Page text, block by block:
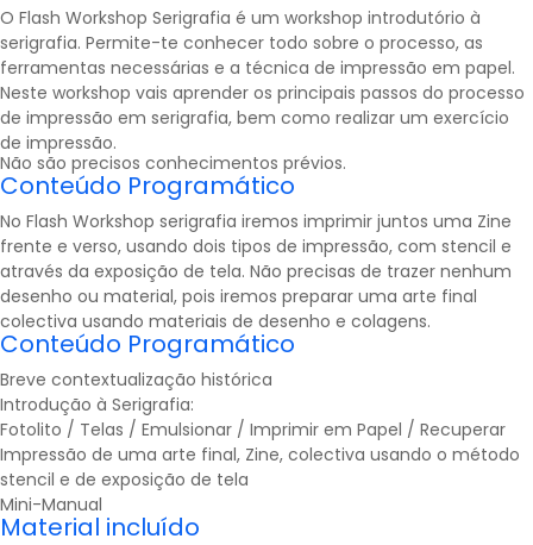
O Flash Workshop Serigrafia é um workshop introdutório à
serigrafia. Permite-te conhecer todo sobre o processo, as
ferramentas necessárias e a técnica de impressão em papel.
Neste workshop vais aprender os principais passos do processo
de impressão em serigrafia, bem como realizar um exercício
de impressão.
Não são precisos conhecimentos prévios.
Conteúdo Programático
No Flash Workshop serigrafia iremos imprimir juntos uma Zine
frente e verso, usando dois tipos de impressão, com stencil e
através da exposição de tela. Não precisas de trazer nenhum
desenho ou material, pois iremos preparar uma arte final
colectiva usando materiais de desenho e colagens.
Conteúdo Programático
Breve contextualização histórica
Introdução à Serigrafia:
Fotolito / Telas / Emulsionar / Imprimir em Papel / Recuperar
Impressão de uma arte final, Zine, colectiva usando o método
stencil e de exposição de tela
Mini-Manual
Material incluído